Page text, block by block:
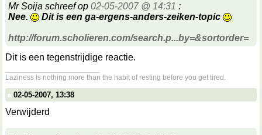
Mr Soija schreef op 02-05-2007 @ 14:31 :
Nee.
Dit is een ga-ergens-anders-zeiken-topic
http://forum.scholieren.com/search.p...by=&sortorder=
Dit is een tegenstrijdige reactie.
Laziness is nothing more than the habit of resting before you get tired.
02-05-2007, 13:38
Verwijderd